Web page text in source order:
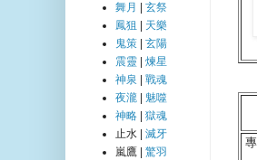
舞月
玄祭
鳳狙
天樂
鬼策
玄陽
震靈
煉星
神泉
戰魂
夜瀧
魅噬
神略
獄魂
止水 | 滅牙
嵐鷹 | 驚羽